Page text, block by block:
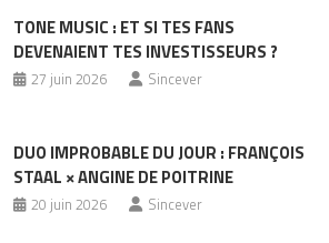
TONE MUSIC : ET SI TES FANS
DEVENAIENT TES INVESTISSEURS ?
27 juin 2026 Sincever
DUO IMPROBABLE DU JOUR : FRANÇOIS
STAAL × ANGINE DE POITRINE
20 juin 2026 Sincever